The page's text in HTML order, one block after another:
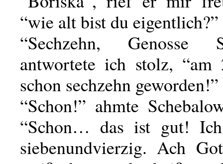
“wie alt bist du eigentlich?”
“Sechzehn, Genosse
antwortete ich stolz,
schon sechzehn geworden!”
“Schon!” ahmte
“Schon… das ist gut!
siebenundvierzig. Ach